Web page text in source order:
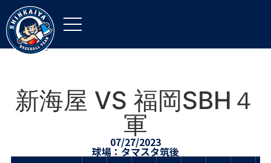
新海屋 VS 福岡SBH４
軍
07/27/2023
球場：タマスタ筑後